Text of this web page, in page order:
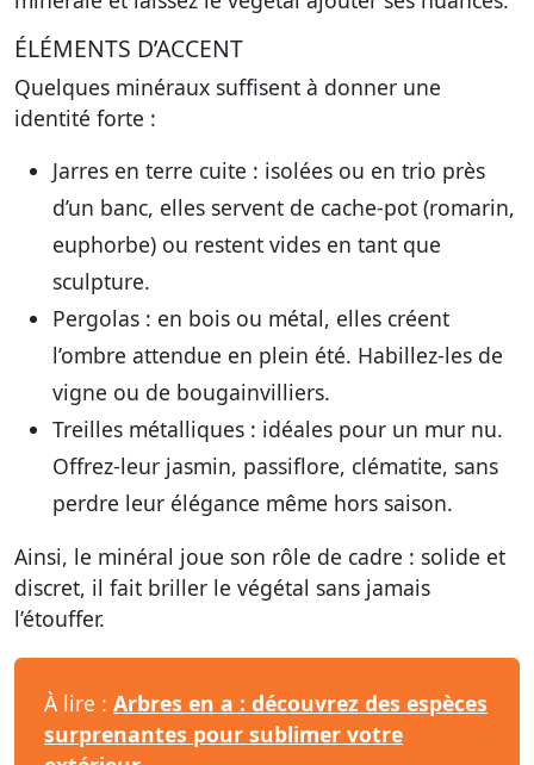
ÉLÉMENTS D’ACCENT
Quelques minéraux suffisent à donner une
identité forte :
Jarres en terre cuite : isolées ou en trio près
d’un banc, elles servent de cache-pot (romarin,
euphorbe) ou restent vides en tant que
sculpture.
Pergolas : en bois ou métal, elles créent
l’ombre attendue en plein été. Habillez-les de
vigne ou de bougainvilliers.
Treilles métalliques : idéales pour un mur nu.
Offrez-leur jasmin, passiflore, clématite, sans
perdre leur élégance même hors saison.
Ainsi, le minéral joue son rôle de cadre : solide et
discret, il fait briller le végétal sans jamais
l’étouffer.
À lire : Arbres en a : découvrez des espèces
surprenantes pour sublimer votre